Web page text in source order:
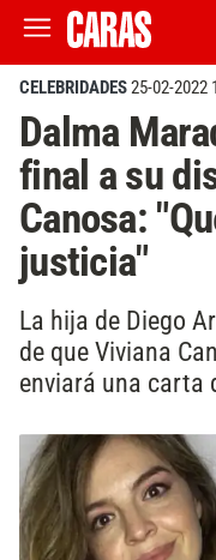
CELEBRIDADES25-02-2022
Dalma
final a su
Canosa:
justicia"
La hija de Diego
de que Viviana
enviará una carta